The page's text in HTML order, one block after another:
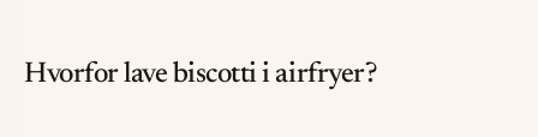
Hvorfor lave biscotti i airfryer?